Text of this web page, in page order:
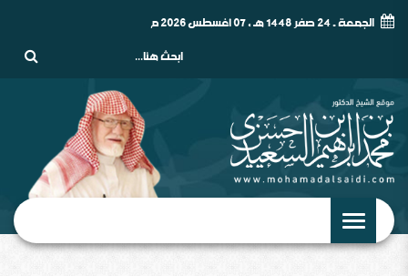
الجمعة - 24 صفر 1448 هـ , 07 أغسطس 2026 م